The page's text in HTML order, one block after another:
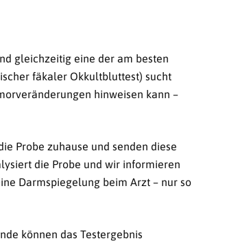
gleichzeitig eine der am besten
fäkaler Okkultbluttest) sucht
hinweisen kann –
Probe zuhause und senden diese
die Probe und wir informieren
Darmspiegelung beim Arzt – nur so
können das Testergebnis